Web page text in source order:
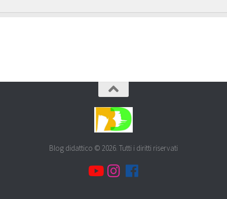
Blog didattico © 2026. Tutti i diritti riservati